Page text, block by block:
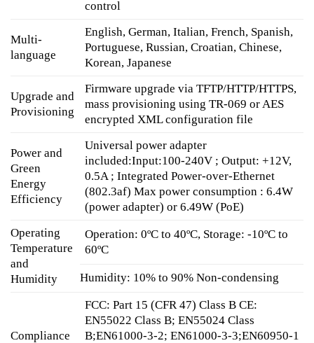
control
Multi-
language
English, German, Italian, French, Spanish,
Portuguese, Russian, Croatian, Chinese,
Korean, Japanese
Upgrade and
Provisioning
Firmware upgrade via TFTP/HTTP/HTTPS,
mass provisioning using TR-069 or AES
encrypted XML configuration file
Power and
Green
Energy
Efficiency
Universal power adapter
included:Input:100-240V ; Output: +12V,
0.5A ; Integrated Power-over-Ethernet
(802.3af) Max power consumption : 6.4W
(power adapter) or 6.49W (PoE)
Operating
Temperature
and
Humidity
Operation: 0ºC to 40ºC, Storage: -10ºC to
60ºC
Humidity: 10% to 90% Non-condensing
Compliance
FCC: Part 15 (CFR 47) Class B CE:
EN55022 Class B; EN55024 Class
B;EN61000-3-2; EN61000-3-3;EN60950-1